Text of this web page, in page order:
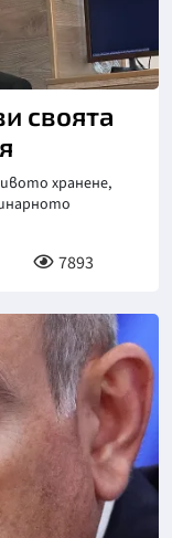
своята
хранене,
7893